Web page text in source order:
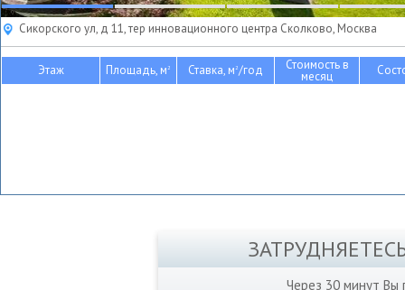
Сикорского ул, д 11, тер инновационного центра Сколково, Москва
Этаж Площадь, м2 Ставка, м2/год Стоимость в
месяц
Через 30 минут Вы